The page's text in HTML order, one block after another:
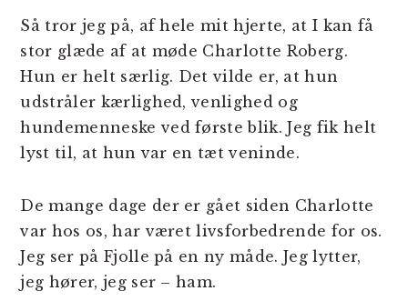
Så tror jeg på, af hele mit hjerte, at I kan få
stor glæde af at møde Charlotte Roberg.
Hun er helt særlig. Det vilde er, at hun
udstråler kærlighed, venlighed og
hundemenneske ved første blik. Jeg fik helt
lyst til, at hun var en tæt veninde.
De mange dage der er gået siden Charlotte
var hos os, har været livsforbedrende for os.
Jeg ser på Fjolle på en ny måde. Jeg lytter,
jeg hører, jeg ser – ham.